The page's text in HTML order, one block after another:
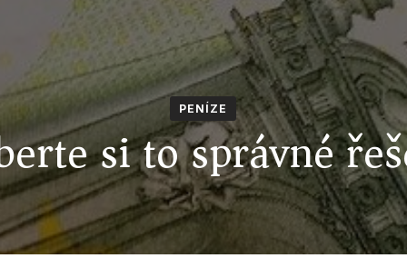
PENÍZE
si to správné